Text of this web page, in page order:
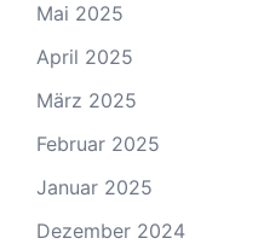
Mai 2025
April 2025
März 2025
Februar 2025
Januar 2025
Dezember 2024